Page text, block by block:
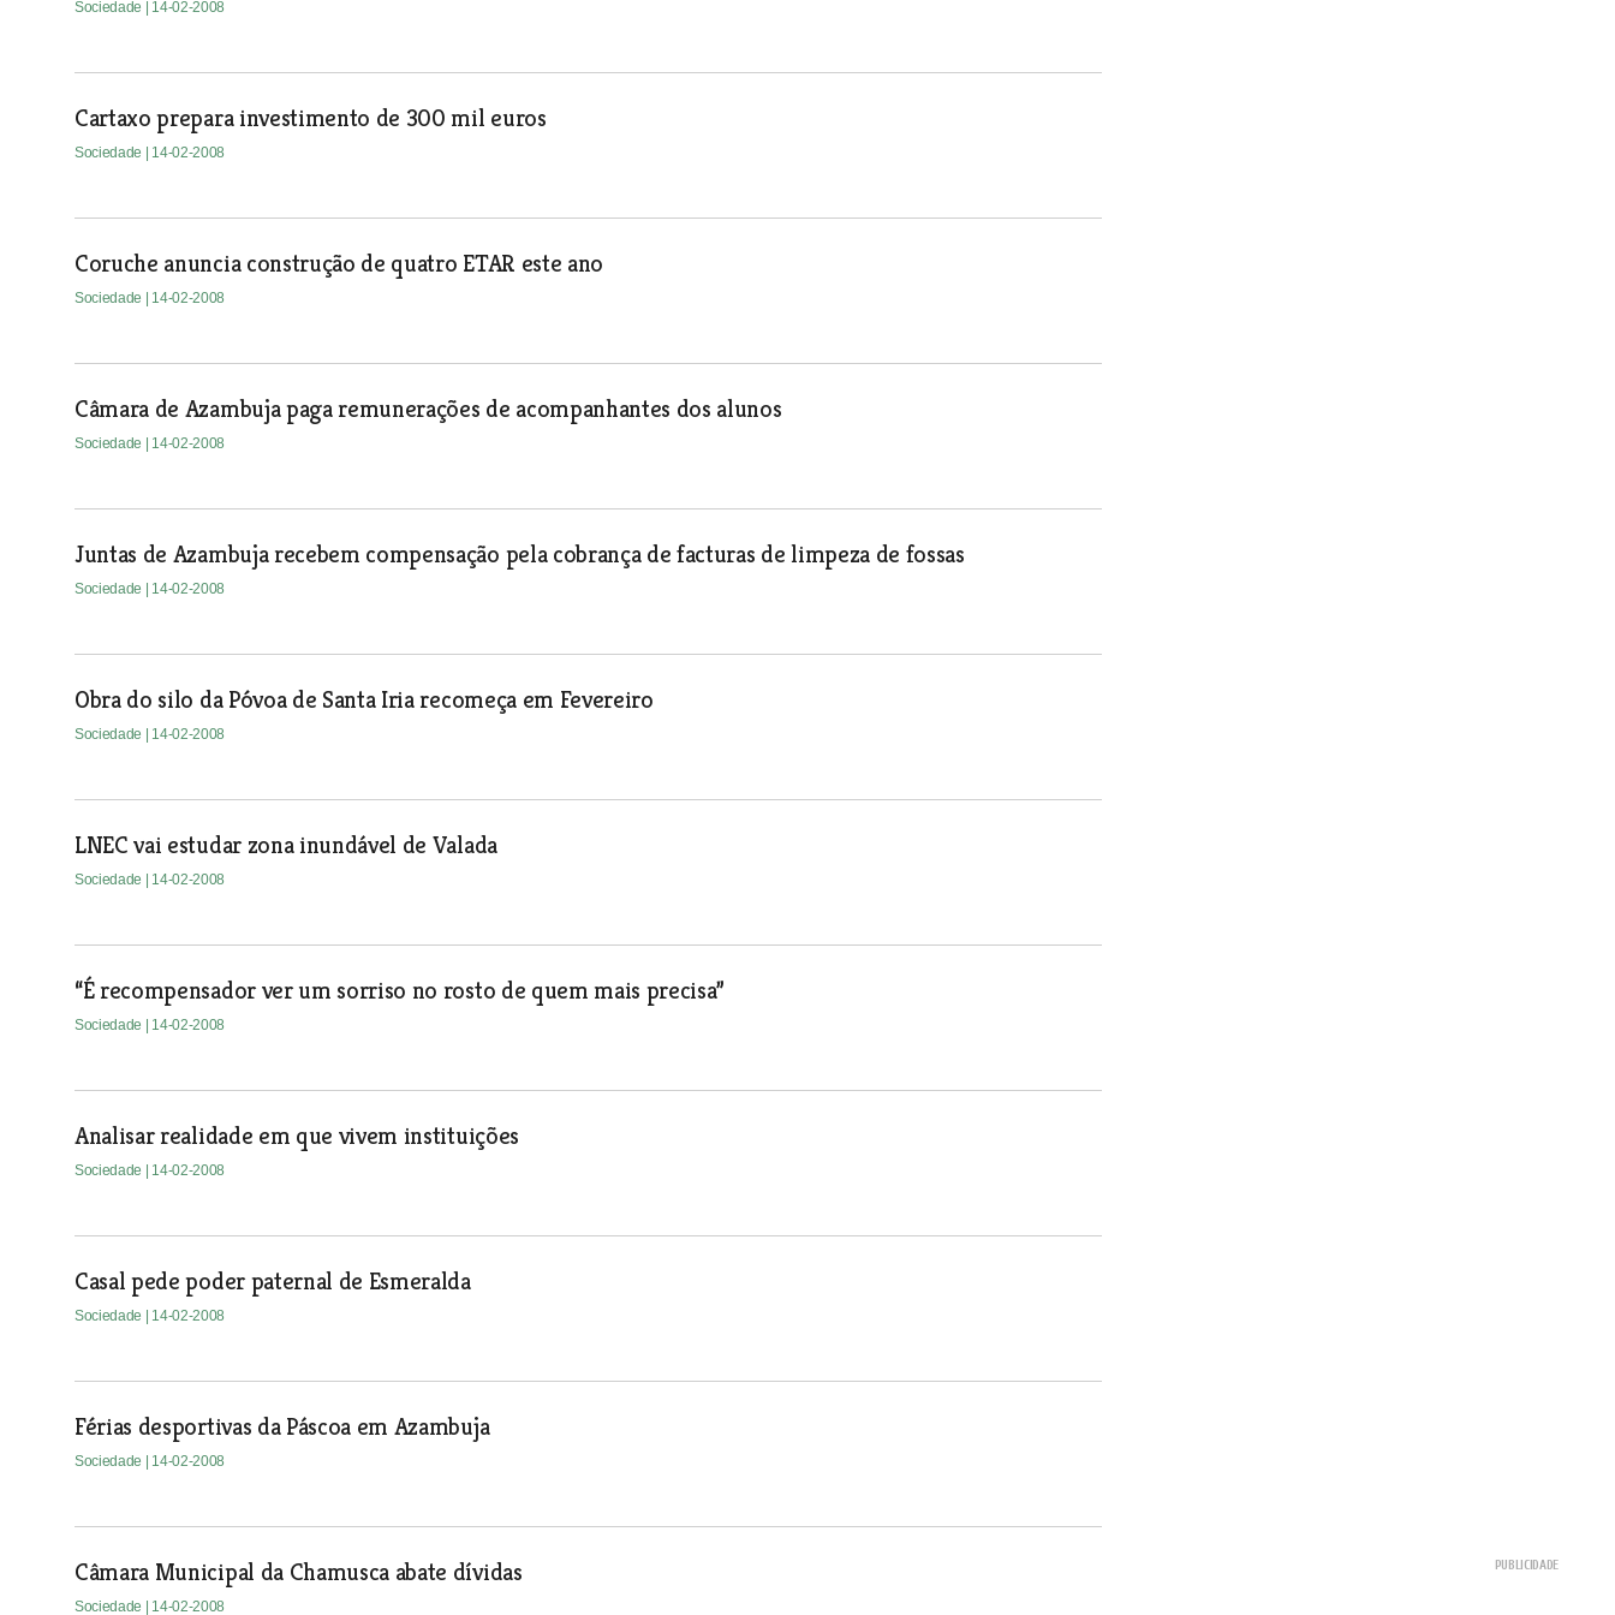
Sociedade | 14-02-2008
Cartaxo prepara investimento de 300 mil euros
Sociedade | 14-02-2008
Coruche anuncia construção de quatro ETAR este ano
Sociedade | 14-02-2008
Câmara de Azambuja paga remunerações de acompanhantes dos alunos
Sociedade | 14-02-2008
Juntas de Azambuja recebem compensação pela cobrança de facturas de limpeza de fossas
Sociedade | 14-02-2008
Obra do silo da Póvoa de Santa Iria recomeça em Fevereiro
Sociedade | 14-02-2008
LNEC vai estudar zona inundável de Valada
Sociedade | 14-02-2008
“É recompensador ver um sorriso no rosto de quem mais precisa”
Sociedade | 14-02-2008
Analisar realidade em que vivem instituições
Sociedade | 14-02-2008
Casal pede poder paternal de Esmeralda
Sociedade | 14-02-2008
Férias desportivas da Páscoa em Azambuja
Sociedade | 14-02-2008
Câmara Municipal da Chamusca abate dívidas
Sociedade | 14-02-2008